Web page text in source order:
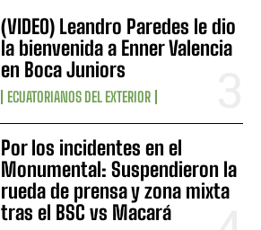
(VIDEO) Leandro Paredes le dio
la bienvenida a Enner Valencia
en Boca Juniors
ECUATORIANOS DEL EXTERIOR
Por los incidentes en el
Monumental: Suspendieron la
rueda de prensa y zona mixta
tras el BSC vs Macará